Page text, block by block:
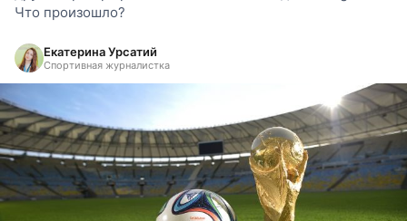
Что произошло?
Екатерина Урсатий
Спортивная журналистка